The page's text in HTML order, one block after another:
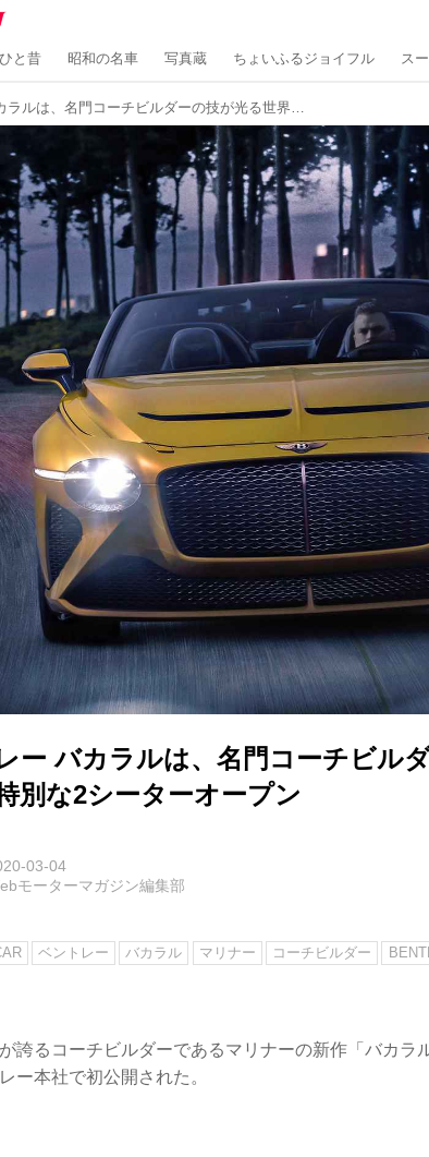
と昔 昭和の名車 写真蔵 ちょいふるジョイフル ス
ベントレー バカラルは、名門コーチビルダーの技が光る世界で12台の特別な2シーターオープン
ー バカラルは、名門コーチビル
別な2シーターオープン
03-04
モーターマガジン編集部
ベントレー バカラル マリナー コーチビルダー
誇るコーチビルダーであるマリナーの新作「バカラ
ー本社で初公開された。